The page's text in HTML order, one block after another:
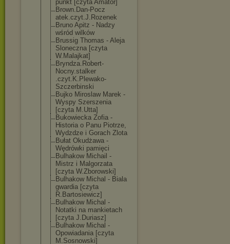
punkt [czyta Amator]
Brown.Dan-Pocz
atek.czyt.J.Rozenek
Bruno Apitz - Nadzy
wśród wilków
Brussig Thomas - Aleja
Sloneczna [czyta
W.Malajkat]
Bryndza.Robert-
Nocny.stalker
.czyt.K.Plewako-
Szczerbinski
Bujko Miroslaw Marek -
Wyspy Szerszenia
[czyta M.Utta]
Bukowiecka Zofia -
Historia o Panu Piotrze,
Wydzdze i Gorach Zlota
Bułat Okudżawa -
Wędrówki pamięci
Bulhakow Michail -
Mistrz i Malgorzata
[czyta W.Zborowski]
Bulhakow Michal - Biala
gwardia [czyta
R.Bartosiewicz]
Bulhakow Michal -
Notatki na mankietach
[czyta J.Duriasz]
Bulhakow Michal -
Opowiadania [czyta
M.Sosnowski]